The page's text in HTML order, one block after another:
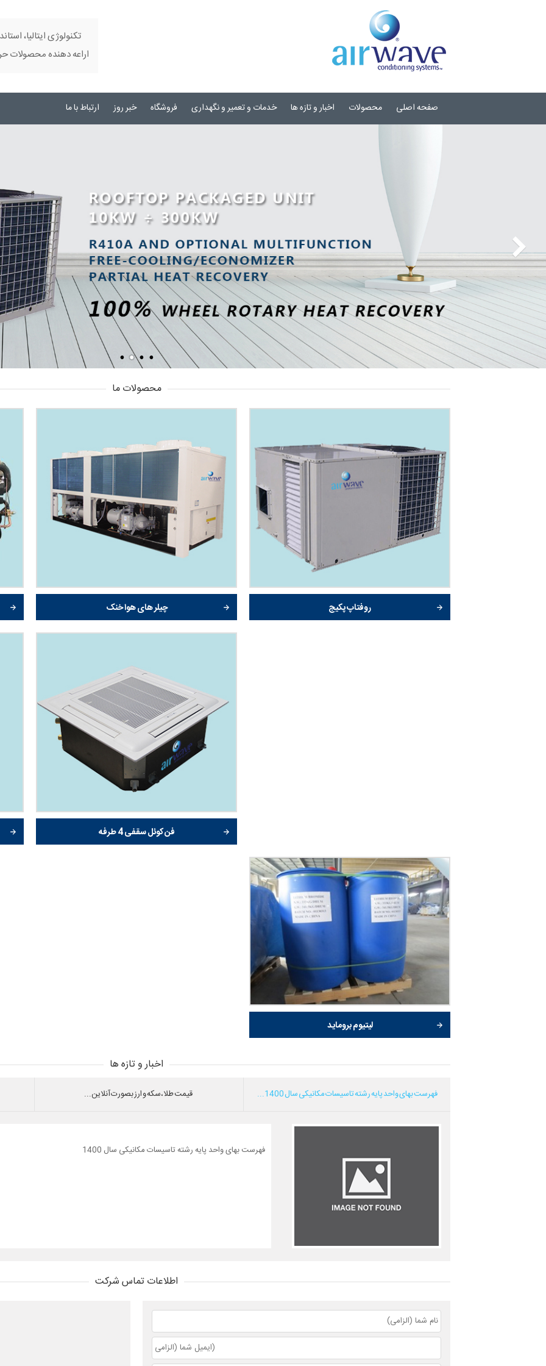
تکنولوژی ایتالیا،
اراعه دهنده محصولات
صفحه اصلی محصولات اخبار و تازه ها خدمات و تعمیر و نگهداری فروشگاه خبر روز ارتباط با ما
محصولات ما
روفتاپ پکیج چیلر های هوا خنک
فن کوئل سقفی 4 طرفه
لیتیوم بروماید
اخبار و تازه ها
فهرست بهای واحد پایه رشته تاسیسات مکانیکی سال 1400... قیمت طلا،سکه و ارز بصورت آنلاین...
فهرست بهای واحد پایه رشته تاسیسات مکانیکی سال 1400
اطلاعات تماس شرکت